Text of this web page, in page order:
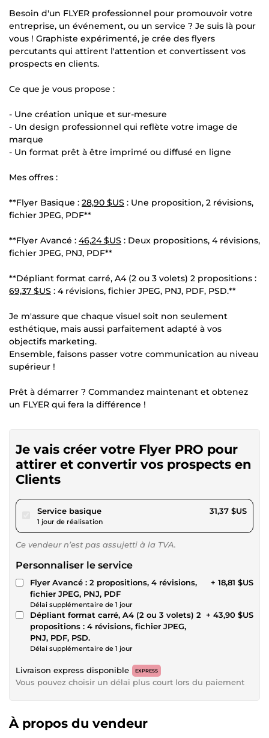
Besoin d'un FLYER professionnel pour promouvoir votre
entreprise, un événement, ou un service ? Je suis là pour
vous ! Graphiste expérimenté, je crée des flyers
percutants qui attirent l'attention et convertissent vos
prospects en clients.
Ce que je vous propose :
- Une création unique et sur-mesure
- Un design professionnel qui reflète votre image de
marque
- Un format prêt à être imprimé ou diffusé en ligne
Mes offres :
**Flyer Basique : 28,90 $US : Une proposition, 2 révisions,
fichier JPEG, PDF**
**Flyer Avancé : 46,24 $US : Deux propositions, 4 révisions,
fichier JPEG, PNJ, PDF**
**Dépliant format carré, A4 (2 ou 3 volets) 2 propositions :
69,37 $US : 4 révisions, fichier JPEG, PNJ, PDF, PSD.**
Je m'assure que chaque visuel soit non seulement
esthétique, mais aussi parfaitement adapté à vos
objectifs marketing.
Ensemble, faisons passer votre communication au niveau
supérieur !
Prêt à démarrer ? Commandez maintenant et obtenez
un FLYER qui fera la différence !
Je vais créer votre Flyer PRO pour
attirer et convertir vos prospects en
Clients
Service basiquepour 28,90 $US
1 jour de réalisation
31,37 $US
Ce vendeur n’est pas assujetti à la TVA.
Personnaliser le service
Flyer Avancé : 2 propositions, 4 révisions,
fichier JPEG, PNJ, PDF
Délai supplémentaire de 1 jour
+ 18,81 $US
Dépliant format carré, A4 (2 ou 3 volets) 2
propositions : 4 révisions, fichier JPEG,
PNJ, PDF, PSD.
Délai supplémentaire de 1 jour
+ 43,90 $US
Livraison express disponible EXPRESS
Vous pouvez choisir un délai plus court lors du paiement
À propos du vendeur